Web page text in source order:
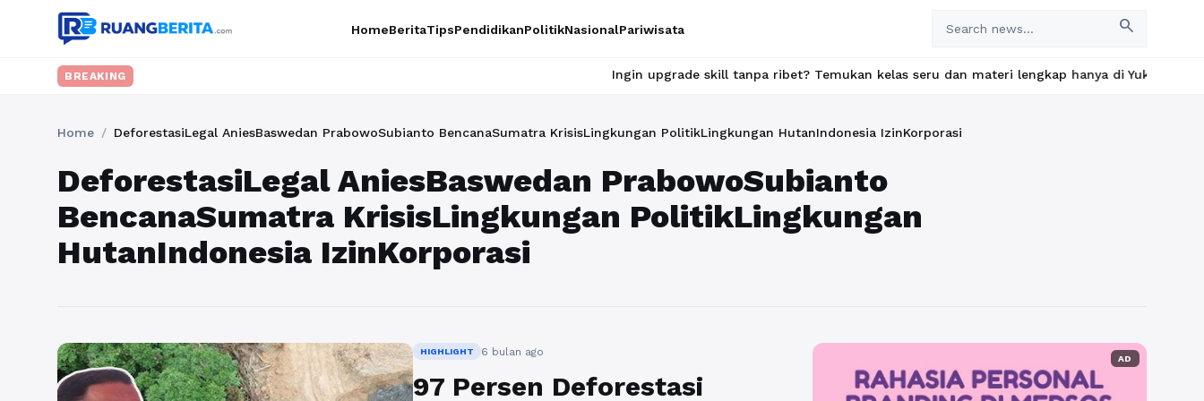
HomeBeritaTipsPendidikanPolitikNasionalPariwisata search
BREAKING Ingin upgrade skill tanpa ribet? Temukan kelas seru dan materi lengkap hanya di YukBelajar.com.
Home / DeforestasiLegal AniesBaswedan PrabowoSubianto BencanaSumatra KrisisLingkungan PolitikLingkungan HutanIndonesia IzinKorporasi
DeforestasiLegal AniesBaswedan PrabowoSubianto
BencanaSumatra KrisisLingkungan PolitikLingkungan
HutanIndonesia IzinKorporasi
HIGHLIGHT 6 bulan ago
97 Persen Deforestasi
AD